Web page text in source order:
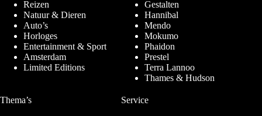
Reizen
Natuur & Dieren
Auto’s
Horloges
Entertainment & Sport
Amsterdam
Limited Editions
Gestalten
Hannibal
Mendo
Mokumo
Phaidon
Prestel
Terra Lannoo
Thames & Hudson
Thema’s
Service